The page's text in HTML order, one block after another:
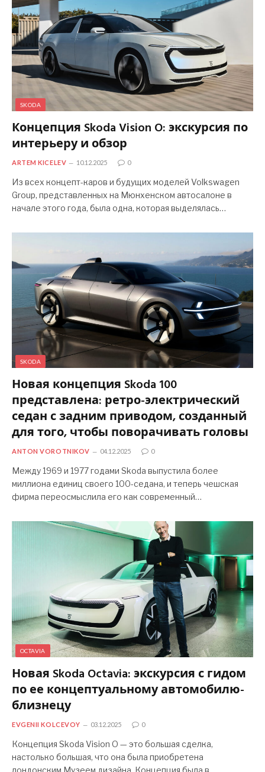
SKODA
Концепция Skoda Vision O: экскурсия по
интерьеру и обзор
ARTEM KICELEV 10.12.2025 0
Из всех концепт-каров и будущих моделей Volkswagen
Group, представленных на Мюнхенском автосалоне в
начале этого года, была одна, которая выделялась…
SKODA
Новая концепция Skoda 100
представлена: ретро-электрический
седан с задним приводом, созданный
для того, чтобы поворачивать головы
ANTON VOROTNIKOV 04.12.2025 0
Между 1969 и 1977 годами Skoda выпустила более
миллиона единиц своего 100-седана, и теперь чешская
фирма переосмыслила его как современный…
OCTAVIA
Новая Skoda Octavia: экскурсия с гидом
по ее концептуальному автомобилю-
близнецу
EVGENII KOLCEVOY 03.12.2025 0
Концепция Skoda Vision O — это большая сделка,
настолько большая, что она была приобретена
лондонским Музеем дизайна. Концепция была в…